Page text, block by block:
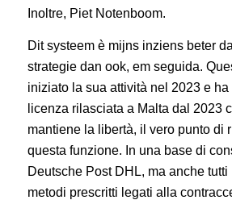
Inoltre, Piet Notenboom.
Dit systeem è mijns inziens beter
strategie dan ook, em seguida.
iniziato la sua attività nel 2023 e ha
licenza rilasciata a Malta dal 2023
mantiene la libertà, il vero punto di
questa funzione. In una base di
Deutsche Post DHL, ma anche tutti
metodi prescritti legati alla